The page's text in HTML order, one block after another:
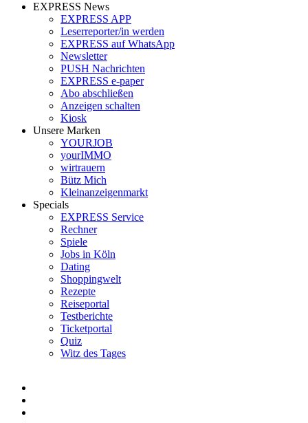
EXPRESS News
EXPRESS APP
Leserreporter/in werden
EXPRESS auf WhatsApp
Newsletter
PUSH Nachrichten
EXPRESS e-paper
Abo abschließen
Anzeigen schalten
Kiosk
Unsere Marken
YOURJOB
yourIMMO
wirtrauern
Bütz Mich
Kleinanzeigenmarkt
Specials
EXPRESS Service
Rechner
Spiele
Jobs in Köln
Dating
Shoppingwelt
Rezepte
Reiseportal
Testberichte
Ticketportal
Quiz
Witz des Tages